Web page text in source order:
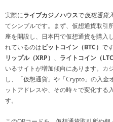
実際にライブカジノハウスで仮想通貨
てシンプルです。まず、仮想通貨取引
座を開設し、日本円で仮想通貨を購入
れているのはビットコイン（BTC） で
リップル（XRP） 、 ライトコイン（LTC
いるサイトが増加傾向にあります。カ
し、「仮想通貨」や「Crypto」の入金
ットアドレスや、その時々で変化する
す。